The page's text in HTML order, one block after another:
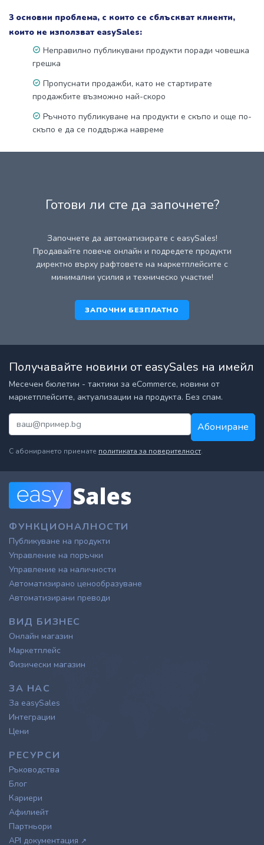
3 основни проблема, с които се сблъскват клиенти,
които не използват easySales:
Неправилно публикувани продукти поради човешка
грешка
Пропуснати продажби, като не стартирате
продажбите възможно най-скоро
Ръчното публикуване на продукти е скъпо и още по-
скъпо е да се поддържа навреме
Готови ли сте да започнете?
Започнете да автоматизирате с easySales!
Продавайте повече онлайн и подредете продукти
директно върху рафтовете на маркетплейсите с
минимални усилия и техническо участие!
ЗАПОЧНИ БЕЗПЛАТНО
Получавайте новини от easySales на имейл
Месечен бюлетин - тактики за eCommerce, новини от
маркетплейсите, актуализации на продукта. Без спам.
Абониране
С абонирането приемате политиката за поверителност.
ФУНКЦИОНАЛНОСТИ
Публикуване на продукти
Управление на поръчки
Управление на наличности
Автоматизирано ценообразуване
Автоматизирани преводи
ВИД БИЗНЕС
Онлайн магазин
Маркетплейс
Физически магазин
ЗА НАС
За easySales
Интеграции
Цени
РЕСУРСИ
Ръководства
Блог
Кариери
Афилиейт
Партньори
API документация ↗